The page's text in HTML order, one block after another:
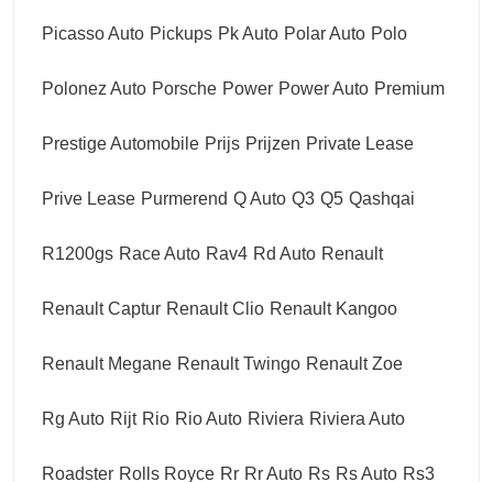
Picasso Auto Pickups Pk Auto Polar Auto Polo
Polonez Auto Porsche Power Power Auto Premium
Prestige Automobile Prijs Prijzen Private Lease
Prive Lease Purmerend Q Auto Q3 Q5 Qashqai
R1200gs Race Auto Rav4 Rd Auto Renault
Renault Captur Renault Clio Renault Kangoo
Renault Megane Renault Twingo Renault Zoe
Rg Auto Rijt Rio Rio Auto Riviera Riviera Auto
Roadster Rolls Royce Rr Rr Auto Rs Rs Auto Rs3